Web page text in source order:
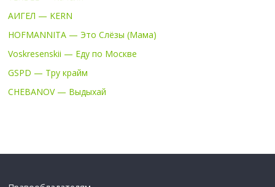
АИГЕЛ — KERN
HOFMANNITA — Это Слёзы (Мама)
Voskresenskii — Еду по Москве
GSPD — Тру крайм
CHEBANOV — Выдыхай